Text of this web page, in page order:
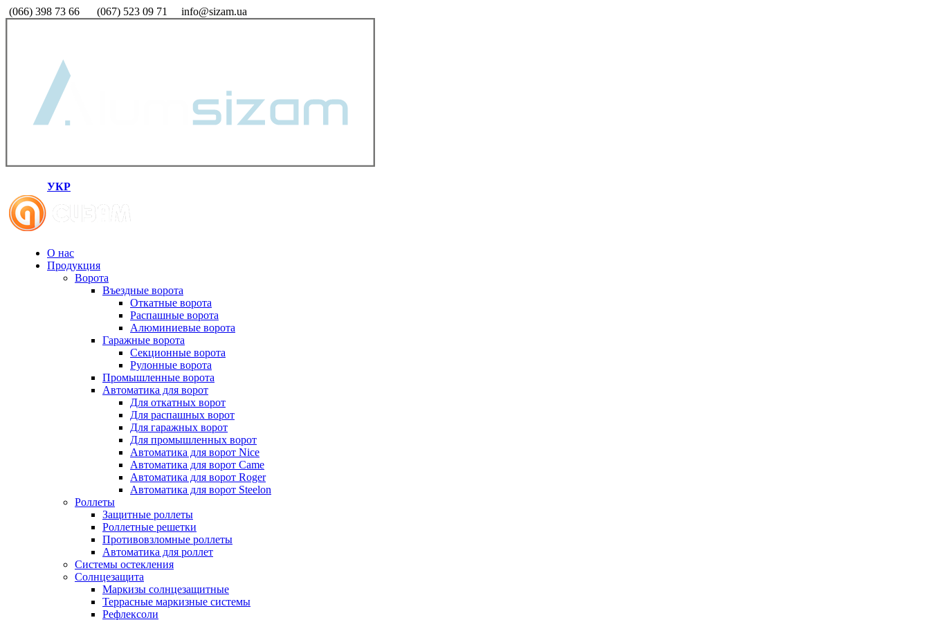
(066) 398 73 66 (067) 523 09 71 info@sizam.ua
УКР
О нас
Продукция
Ворота
Въездные ворота
Откатные ворота
Распашные ворота
Алюминиевые ворота
Гаражные ворота
Секционные ворота
Рулонные ворота
Промышленные ворота
Автоматика для ворот
Для откатных ворот
Для распашных ворот
Для гаражных ворот
Для промышленных ворот
Автоматика для ворот Nice
Автоматика для ворот Сame
Автоматика для ворот Roger
Автоматика для ворот Steelon
Роллеты
Защитные роллеты
Роллетные решетки
Противовзломные роллеты
Автоматика для роллет
Системы остекления
Солнцезащита
Маркизы солнцезащитные
Террасные маркизные системы
Рефлексоли